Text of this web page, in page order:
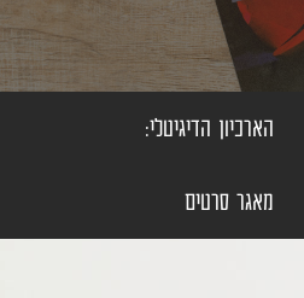
הארכיון הדיגיטלי:
מאגר סרטים